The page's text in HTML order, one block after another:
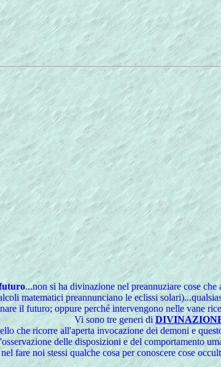
...non si ha divinazione nel preannuziare cose
matematici preannunciano le eclissi
il futuro; oppure perché intervengono nelle vane
Visono tre generi di
che ricorre all'aperta invocazione dei demoni e
delle disposizioni e del comportamento
fare noi stessi qualche cosa per conoscere cose